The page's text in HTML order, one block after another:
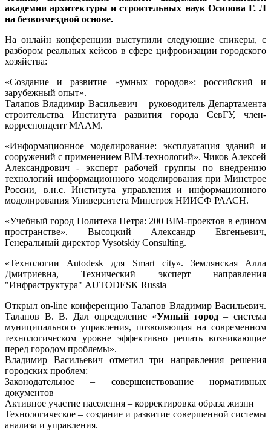
академии архитектуры и строительных наук Осипова Г. Л
на безвозмездной основе.
На онлайн конференции выступили следующие спикеры, с
разбором реальных кейсов в сфере цифровизации городского
хозяйства:
«Создание и развитие «умных городов»: российский и
зарубежный опыт».
Талапов Владимир Васильевич – руководитель Департамента
строительства Института развития города СевГУ, член-
корреспондент МААМ.
«Информационное моделирование: эксплуатация зданий и
сооружений с применением BIM-технологий». Чиков Алексей
Александрович - эксперт рабочей группы по внедрению
технологий информационного моделирования при Минстрое
России, в.н.с. Института управления и информационного
моделирования Университета Минстроя НИИСФ РААСН.
«Учебный город Политеха Петра: 200 BIM-проектов в едином
пространстве». Высоцкий Александр Евгеньевич,
Генеральный директор Vysotskiy Consulting.
«Технологии Autodesk для Smart city». Землянская Алла
Дмитриевна, Технический эксперт направления
"Инфраструктура" AUTODESK Russia
Открыл on-line конференцию Талапов Владимир Васильевич.
Талапов В. В. Дал определение «Умный город– система
муниципального управления, позволяющая на современном
технологическом уровне эффективно решать возникающие
перед городом проблемы».
Владимир Васильевич отметил три направления решения
городских проблем:
Законодательное – совершенствование нормативных
документов
Активное участие населения – корректировка образа жизни
Технологическое – создание и развитие совершенной системы
анализа и управления.